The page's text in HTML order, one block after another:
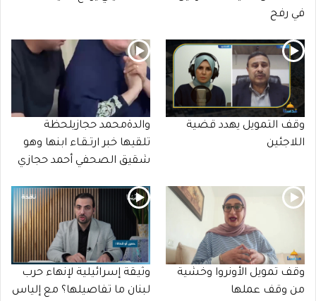
في رفح
وقف التمويل يهدد قضية
اللاجئين
والدةمحمد حجازيلحظة
تلقيها خبر ارتـقـاء ابنها وهو
شقيق الصحفي أحمد حجازي
وقف تمويل الأونروا وخشية
من وقف عملها
وثيقة إسرائيلية لإنهاء حرب
لبنان ما تفاصيلها؟ مع إلياس